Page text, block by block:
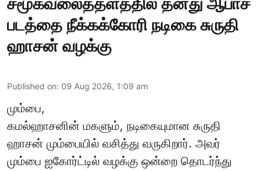
படத்தை நீக்கக்கோரி நடிகை சுருதி
ஹாசன் வழக்கு
Published on: 09 Aug 2026, 1:09 am
மும்பை,
கமல்ஹாசனின் மகளும், நடிகையுமான சுருதி
ஹாசன் மும்பையில் வசித்து வருகிறார். அவர்
மும்பை ஐகோர்ட்டில் வழக்கு ஒன்றை தொடர்ந்து